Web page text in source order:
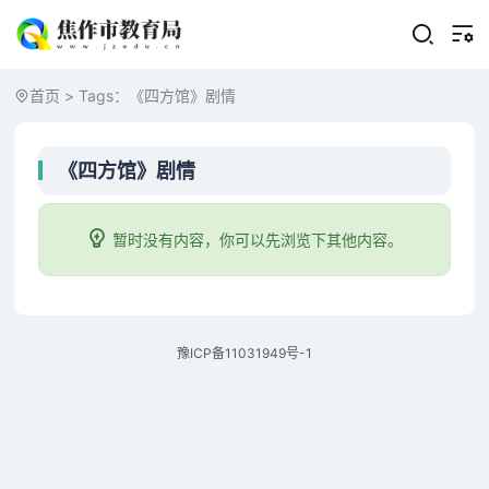
首页 > Tags：《四方馆》剧情
《四方馆》剧情
暂时没有内容，你可以先浏览下其他内容。
豫ICP备11031949号-1